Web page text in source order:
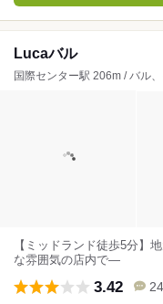
Lucaバル
国際センター駅 206m / バル
【ミッドランド徒歩5分】
な雰囲気の店内で―
3.42